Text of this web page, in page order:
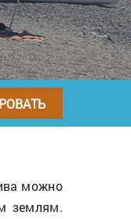
можно
землям.